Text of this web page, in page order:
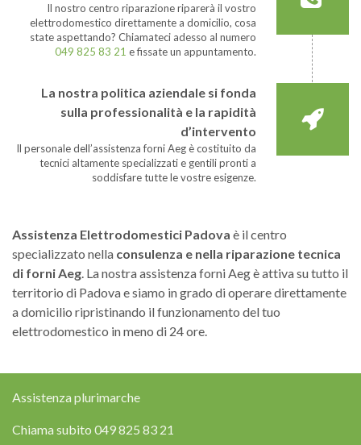
Il nostro centro riparazione riparerà il vostro
elettrodomestico direttamente a domicilio, cosa
state aspettando? Chiamateci adesso al numero
049 825 83 21 e fissate un appuntamento.
La nostra politica aziendale si fonda
sulla professionalità e la rapidità
d’intervento
Il personale dell’assistenza forni Aeg è costituito da
tecnici altamente specializzati e gentili pronti a
soddisfare tutte le vostre esigenze.
Assistenza Elettrodomestici Padova è il centro
specializzato nella consulenza e nella riparazione tecnica
di forni Aeg. La nostra assistenza forni Aeg è attiva su tutto il
territorio di Padova e siamo in grado di operare direttamente
a domicilio ripristinando il funzionamento del tuo
elettrodomestico in meno di 24 ore.
Assistenza plurimarche
Chiama subito 049 825 83 21